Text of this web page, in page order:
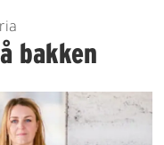
bakken